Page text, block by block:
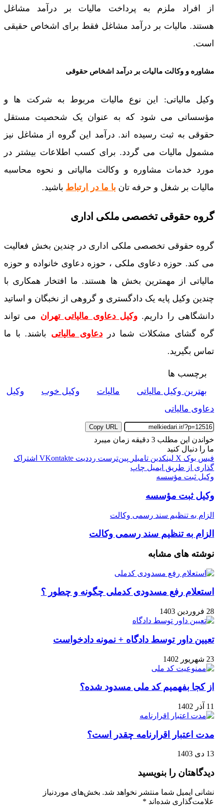
از افراد ملزم به پرداخت مالیات بر درآمد مشاغل
هستند. مالیات بر درآمد مشاغل فقط برای اشخاص حقیقی
است.
مشاوره و وکالت مالیات بر درآمد اشخاص حقوقی
وکیل مالیاتی: این نوع مالیات مربوط به شرکت ها و
مؤسساتی می شود که به عنوان یک شحصیت مستقل
حقوقی به ثبت رسیده اند. درآمد این گروه از مشاغل نیز
مشمول مالیات می گردد. برای کسب اطلاعات بیشتر در
مورد خدمات مشاوره و وکالت مالیاتی و نحوه محاسبه
مالیات بر شغل و حرفه تان با ما در ارتباط باشید.
گروه حقوقی تخصصی ملکی اداری
گروه حقوقی تخصصی ملکی اداری در چندین بخش فعالیت
می کند. حوزه دعاوی ملکی ، حوزه دعاوی خانواده و حوزه
مالیاتی از مهمترین بخش ها هستند. ما افتخار همکاری با
چندین وکیل پایه یک دادگستری و گروهی از نخبگان و اساتید
دانشگاهی را داریم. وکیل دعاوی مالیاتی تهران می تواند
گره گشای مشکلات شما دردعاوی مالیاتی باشند. با ما
تماس بگیرید.
برچسب ها
بهترین وکیل مالیاتی
مالیات وکیل خوب
وکیل
دعاوی مالیاتی
Copy URL
خواندن این مطلب 3 دقیقه زمان میبرد
ما را دنبال کنید
فیس بوک X لینکدین ‫تامبلر ‫پین‌ترست ‫رددیت ‫VKontakte اشتراک
گذاری از طریق ایمیل چاپ
وکیل ثبت مؤسسه
وکیل ثبت مؤسسه
الزام به تنظیم سند رسمی وکالت
الزام به تنظیم سند رسمی وکالت
نوشته های مشابه
استعلام رفع مسدودی کدملی چگونه و چطور ؟
28 فروردین 1403
تعیین داور توسط دادگاه + نمونه دادخواست
23 شهریور 1402
از کجا بفهمیم کد ملی مسدود شده؟
11 آذر 1402
مدت اعتبار اقرارنامه چقدر است؟
13 دی 1403
دیدگاهتان را بنویسید
نشانی ایمیل شما منتشر نخواهد شد. بخش‌های موردنیاز
علامت‌گذاری شده‌اند *